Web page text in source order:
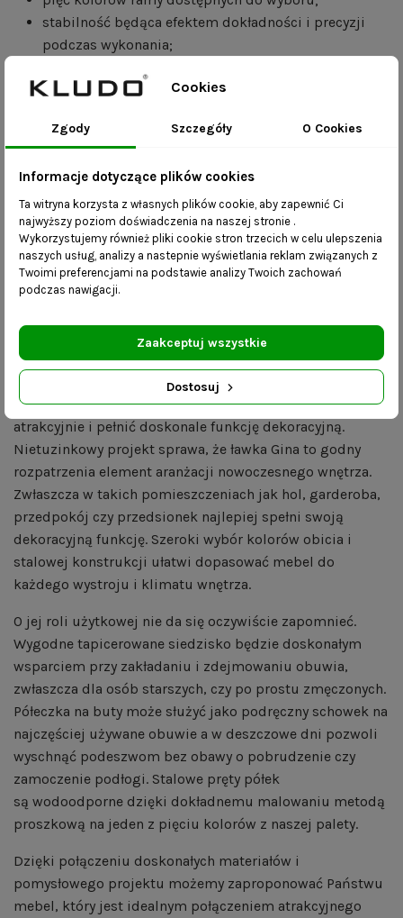
stabilność będąca efektem dokładności i precyzji
podczas wykonania;
całości i nie wymaga skręcania;
mebla w innym rozmiarze prosimy o kontakt z
Zdjęcia mają charakter poglądowy – na odbiór kolorów i
faktury tkanin mogą mieć wpływ ustawienia ekranu
komputera lub monitora urządzenia mobilnego.
Wieszak industrialny Arnijest również dostępny na
naszej stronie.
Wygląd czy funkcjonalność?
Przede wszystkim musimy sobie uświadomić, że nie
musimy rezygnować z walorów użytkowych ławeczki na
rzecz jej wyglądu. Ławeczka może prezentować się
atrakcyjnie i pełnić doskonale funkcję dekoracyjną.
Nietuzinkowy projekt sprawa, że ławka Gina to godny
rozpatrzenia element aranżacji nowoczesnego wnętrza.
Zwłaszcza w takich pomieszczeniach jak hol, garderoba,
przedpokój czy przedsionek najlepiej spełni swoją
dekoracyjną funkcję. Szeroki wybór kolorów obicia i
stalowej konstrukcji ułatwi dopasować mebel do
każdego wystroju i klimatu wnętrza.
O jej roli użytkowej nie da się oczywiście zapomnieć.
Wygodne tapicerowane siedzisko będzie doskonałym
wsparciem przy zakładaniu i zdejmowaniu obuwia,
zwłaszcza dla osób starszych, czy po prostu zmęczonych.
Półeczka na buty może służyć jako podręczny schowek na
najczęściej używane obuwie a w deszczowe dni pozwoli
wyschnąć podeszwom bez obawy o pobrudzenie czy
zamoczenie podłogi. Stalowe pręty półek
są wodoodporne dzięki dokładnemu malowaniu metodą
proszkową na jeden z pięciu kolorów z naszej palety.
Dzięki połączeniu doskonałych materiałów i
pomysłowego projektu możemy zaproponować Państwu
mebel, który jest idealnym połączeniem atrakcyjnego
Cookies
Zgody Szczegóły O Cookies
Informacje dotyczące plików cookies
Ta witryna korzysta z własnych plików cookie, aby zapewnić Ci
najwyższy poziom doświadczenia na naszej stronie .
Wykorzystujemy również pliki cookie stron trzecich w celu ulepszenia
naszych usług, analizy a nastepnie wyświetlania reklam związanych z
Twoimi preferencjami na podstawie analizy Twoich zachowań
podczas nawigacji.
Dostosuj
Zaakceptuj wszystkie